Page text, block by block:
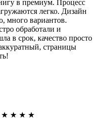
в премиум. Процесс
легко. Дизайн
много вариантов.
обработали и
в срок, качество просто
страницы
★ ★ ★ ★